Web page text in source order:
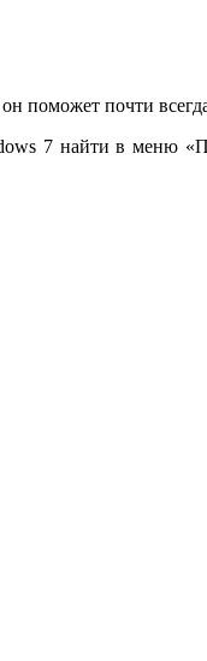
поможет почти
7 найти в меню